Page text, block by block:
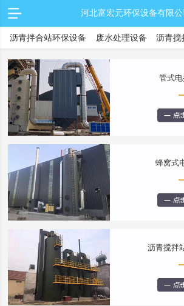
河北富宏元环保设备有限公
沥青拌合站环保设备 废水处理设备 沥青搅
锂电池环保设备 新能源环保设备
废气处理设备 催化燃烧设备 co催化燃烧炉
沸石转轮
管式
蜂窝式
沥青搅拌